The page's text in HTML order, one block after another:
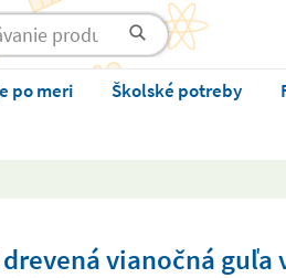
po meri Školské potreby
vianočná guľa